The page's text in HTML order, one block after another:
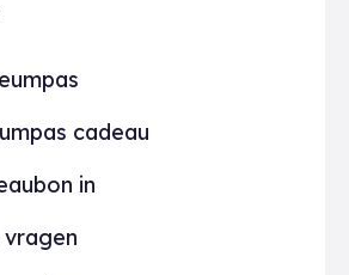
cadeau
in